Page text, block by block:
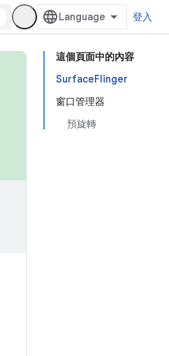
登入
這個頁面中的內容
SurfaceFlinger
窗口管理器
預旋轉